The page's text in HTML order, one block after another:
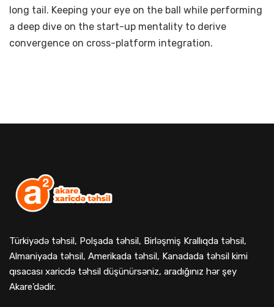
long tail. Keeping your eye on the ball while performing
a deep dive on the start-up mentality to derive
convergence on cross-platform integration.
Türkiyədə təhsil, Polşada təhsil, Birləşmiş Krallıqda təhsil,
Almaniyada təhsil, Amerikada təhsil, Kanadada təhsil kimi
qısacası xaricdə təhsil düşünürsəniz, aradığınız hər şey
Akare’dədir.